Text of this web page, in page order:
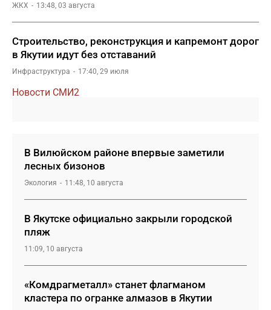
ЖКХ 13:48, 03 августа
Строительство, реконструкция и капремонт дорог
в Якутии идут без отставаний
Инфраструктура 17:40, 29 июля
Новости СМИ2
В Вилюйском районе впервые заметили
лесных бизонов
Экология 11:48, 10 августа
В Якутске официально закрыли городской
пляж
11:09, 10 августа
«Комдрагметалл» станет флагманом
кластера по огранке алмазов в Якутии